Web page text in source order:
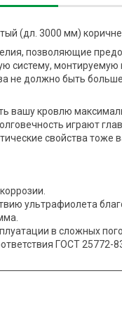
(дл. 3000 мм)
позволяющие
систему,
не должно быть
вашу кровлю
играют
свойства
ультрафиолета
в сложных
ГОСТ 25772-